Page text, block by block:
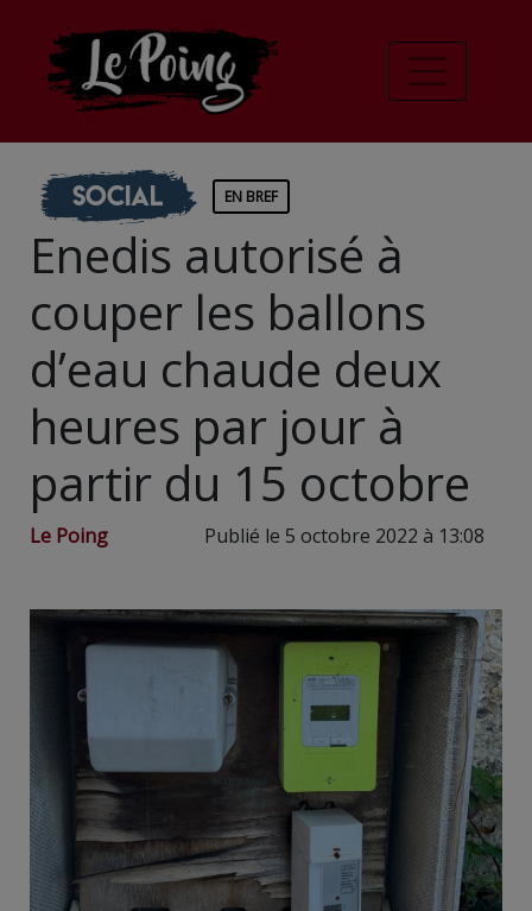
Social EN BREF
Enedis autorisé à
couper les ballons
d’eau chaude deux
heures par jour à
partir du 15 octobre
Le Poing Publié le 5 octobre 2022 à 13:08